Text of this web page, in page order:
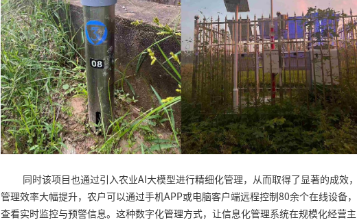
同时该项目也通过引入农业AI 大模型进行精细化管理，从而取得了显著的成效，
管理效率大幅提升，农户可以通过手机APP或电脑客户端远程控制 80余个在线设备，
查看实时监控与预警信息。这种数字化管理方式，让信息化管理系统在规模化经营主